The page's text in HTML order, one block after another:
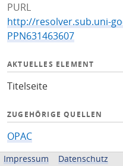
PURL
http://resolver.sub.uni-
PPN631463607
AKTUELLES ELEMENT
Titelseite
ZUGEHÖRIGE QUELLEN
OPAC
Impressum Datenschutz